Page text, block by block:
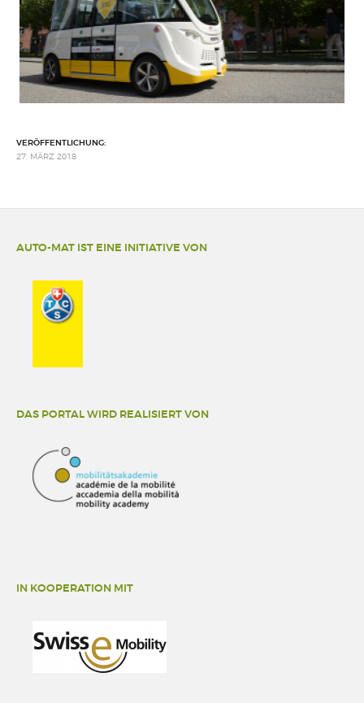
VERÖFFENTLICHUNG:
27. MÄRZ 2018
AUTO-MAT IST EINE INITIATIVE VON
DAS PORTAL WIRD REALISIERT VON
IN KOOPERATION MIT